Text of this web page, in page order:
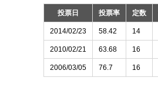
投票日 投票率 定数
2014/02/23 58.42 14
2010/02/21 63.68 16
2006/03/05 76.7 16